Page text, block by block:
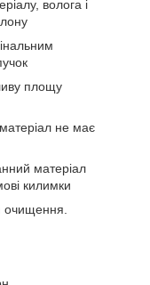
волога і
площу
матеріал не має
матеріал
килимки
очищення.